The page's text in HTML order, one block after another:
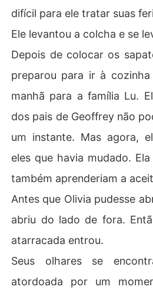
difícil para ele tratar suas
Ele levantou a colcha e se
Depois de colocar os
preparou para ir à
manhã para a família Lu.
dos pais de Geoffrey não
um instante. Mas agora,
eles que havia mudado.
também aprenderiam a
Antes que Olivia pudesse
abriu do lado de fora.
atarracada entrou.
Seus olhares se
atordoada por um